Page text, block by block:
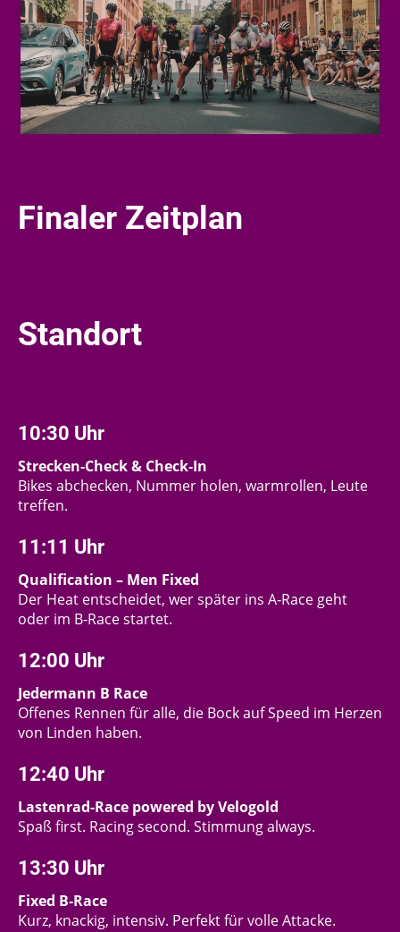
Finaler Zeitplan
Standort
10:30 Uhr
Strecken‑Check & Check‑In
Bikes abchecken, Nummer holen, warmrollen, Leute
treffen.
11:11 Uhr
Qualification – Men Fixed
Der Heat entscheidet, wer später ins A‑Race geht
oder im B‑Race startet.
12:00 Uhr
Jedermann B Race
Offenes Rennen für alle, die Bock auf Speed im Herzen
von Linden haben.
12:40 Uhr
Lastenrad‑Race powered by Velogold
Spaß first. Racing second. Stimmung always.
13:30 Uhr
Fixed B‑Race
Kurz, knackig, intensiv. Perfekt für volle Attacke.